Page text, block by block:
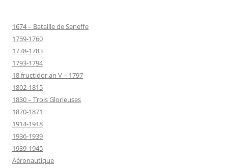
1674 – Bataille de Seneffe
1759-1760
1778-1783
1793-1794
18 fructidor an V – 1797
1802-1815
1830 – Trois Glorieuses
1870-1871
1914-1918
1936-1939
1939-1945
Aéronautique